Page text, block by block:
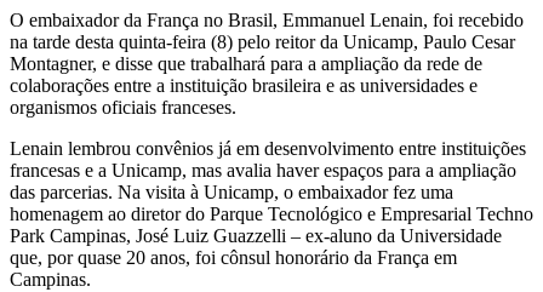
O embaixador da França no Brasil, Emmanuel Lenain, foi recebido
na tarde desta quinta-feira (8) pelo reitor da Unicamp, Paulo Cesar
Montagner, e disse que trabalhará para a ampliação da rede de
colaborações entre a instituição brasileira e as universidades e
organismos oficiais franceses.
Lenain lembrou convênios já em desenvolvimento entre instituições
francesas e a Unicamp, mas avalia haver espaços para a ampliação
das parcerias. Na visita à Unicamp, o embaixador fez uma
homenagem ao diretor do Parque Tecnológico e Empresarial Techno
Park Campinas, José Luiz Guazzelli – ex-aluno da Universidade
que, por quase 20 anos, foi cônsul honorário da França em
Campinas.